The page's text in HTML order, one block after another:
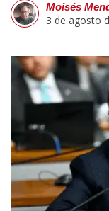
Moisés
3 de agosto